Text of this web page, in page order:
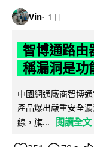
Vin 1 日
智博通路由
稱漏洞是功
中國網通廠商智博
產品爆出嚴重安全
線，旗...
閱讀全文